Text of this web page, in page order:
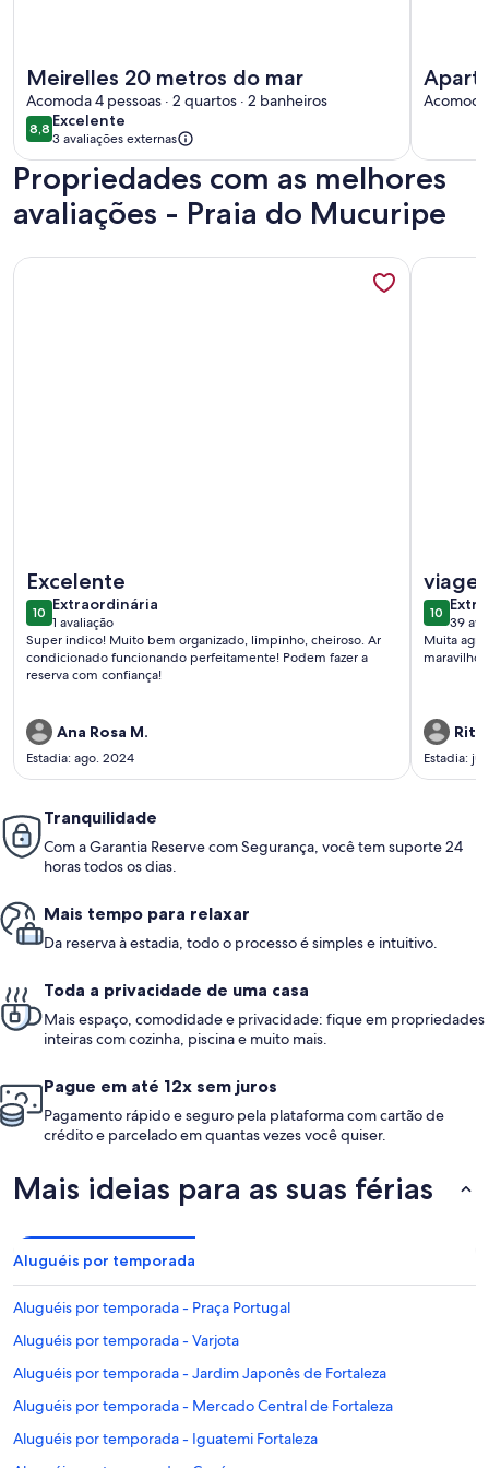
Meirelles 20 metros do mar
Acomoda 4 pessoas · 2 quartos · 2 banheiros
8,88,8 de 10
Excelente
excelente
3 avaliações externas
Propriedades com as melhores
avaliações - Praia do Mucuripe
Excelente
1010 de 10
Extraordinária
extraordinária
1 avaliação
(1
avaliação)
Super indico! Muito bem organizado, limpinho, cheiroso. Ar
condicionado funcionando perfeitamente! Podem fazer a
reserva com confiança!
Ana Rosa M.
Estadia: ago. 2024
Mais informações sobre Apartamento na Praia de Iracema
1010 de 10
39
(39
Muita
Rita
Estadia:
Mais
Tranquilidade
Com a Garantia Reserve com Segurança, você tem suporte 24
horas todos os dias.
Mais tempo para relaxar
Da reserva à estadia, todo o processo é simples e intuitivo.
Toda a privacidade de uma casa
Mais espaço, comodidade e privacidade: fique em propriedades
inteiras com cozinha, piscina e muito mais.
Pague em até 12x sem juros
Pagamento rápido e seguro pela plataforma com cartão de
crédito e parcelado em quantas vezes você quiser.
Mais ideias para as suas férias
Aluguéis por temporada
Aluguéis por temporada - Praça Portugal
Aluguéis por temporada - Varjota
Aluguéis por temporada - Jardim Japonês de Fortaleza
Aluguéis por temporada - Mercado Central de Fortaleza
Aluguéis por temporada - Iguatemi Fortaleza